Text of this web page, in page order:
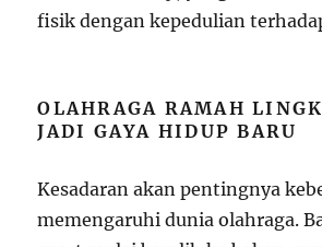
fisik dengan kepedulian
OLAHRAGA RAMAH
JADI GAYA HIDUP BARU
Kesadaran akan pentingnya
memengaruhi dunia olahraga.